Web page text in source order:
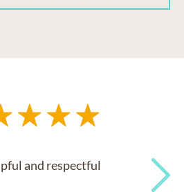
and respectful